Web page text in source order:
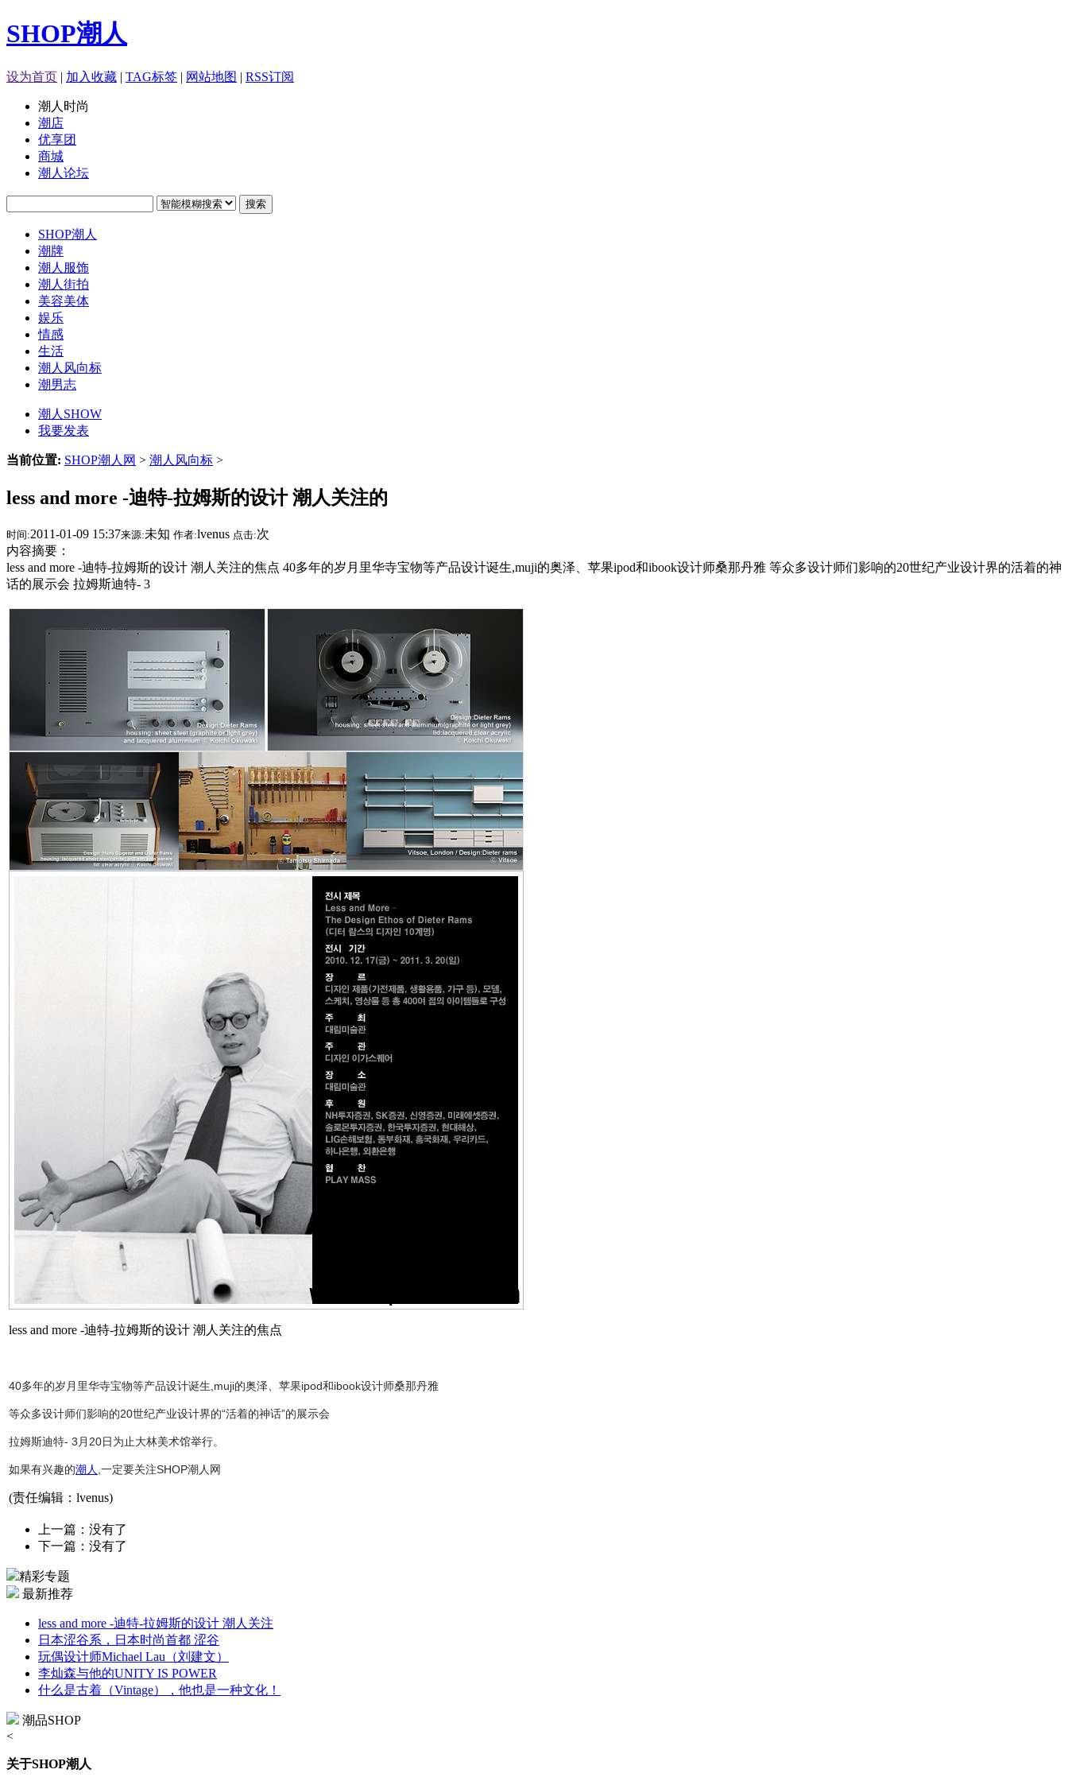
SHOP潮人
设为首页 | 加入收藏 | TAG标签 | 网站地图 | RSS订阅
潮人时尚
潮店
优享团
商城
潮人论坛
搜索
SHOP潮人
潮牌
潮人服饰
潮人街拍
美容美体
娱乐
情感
生活
潮人风向标
潮男志
潮人SHOW
我要发表
当前位置: SHOP潮人网 > 潮人风向标 >
less and more -迪特-拉姆斯的设计 潮人关注的
时间:2011-01-09 15:37来源:未知 作者:lvenus 点击:次
内容摘要：
less and more -迪特-拉姆斯的设计 潮人关注的焦点 40多年的岁月里华寺宝物等产品设计诞生,muji的奥泽、苹果ipod和ibook设计师桑那丹雅 等众多设计师们影响的20世纪产业设计界的活着的神
话的展示会 拉姆斯迪特- 3
less and more -迪特-拉姆斯的设计 潮人关注的焦点
40多年的岁月里华寺宝物等产品设计诞生,muji的奥泽、苹果ipod和ibook设计师桑那丹雅
等众多设计师们影响的20世纪产业设计界的“活着的神话”的展示会
拉姆斯迪特- 3月20日为止大林美术馆举行。
如果有兴趣的潮人 ,一定要关注SHOP潮人网
(责任编辑：lvenus)
上一篇：没有了
下一篇：没有了
精彩专题
最新推荐
less and more -迪特-拉姆斯的设计 潮人关注
日本涩谷系，日本时尚首都 涩谷
玩偶设计师Michael Lau（刘建文）
李灿森与他的UNITY IS POWER
什么是古着（Vintage），他也是一种文化！
潮品SHOP
<
关于SHOP潮人